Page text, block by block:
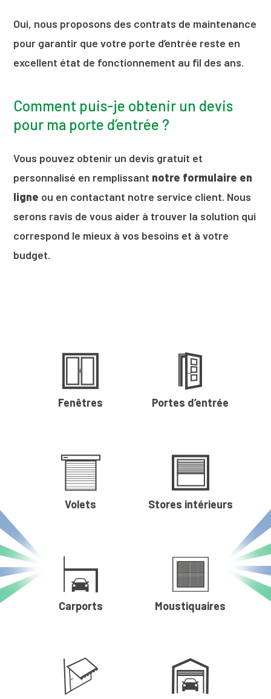
Oui, nous proposons des contrats de maintenance
pour garantir que votre porte d’entrée reste en
excellent état de fonctionnement au fil des ans.
Comment puis-je obtenir un devis
pour ma porte d’entrée ?
Vous pouvez obtenir un devis gratuit et
personnalisé en remplissant notre formulaire en
ligne ou en contactant notre service client. Nous
serons ravis de vous aider à trouver la solution qui
correspond le mieux à vos besoins et à votre
budget.
Fenêtres Portes d’entrée
Volets Stores intérieurs
Carports Moustiquaires